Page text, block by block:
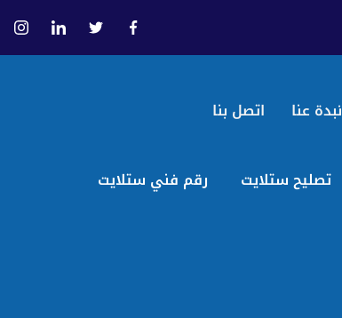
نبدة عنا اتصل بنا
تصليح ستلايت
رقم فني ستلايت